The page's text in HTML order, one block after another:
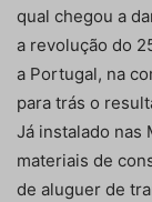
qual chegou a
a revolução do
a Portugal, na
para trás o
Já instalado nas
materiais de
de aluguer de